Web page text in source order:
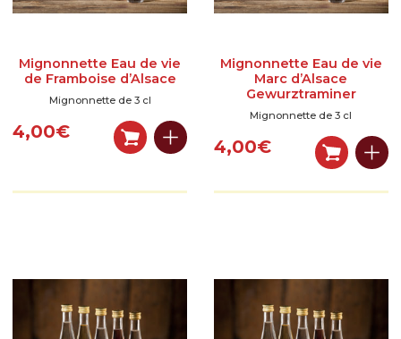
Mignonnette Eau de vie
de Framboise d’Alsace
Mignonnette de 3 cl
4,00€
Mignonnette Eau de vie
Marc d’Alsace
Gewurztraminer
Mignonnette de 3 cl
4,00€